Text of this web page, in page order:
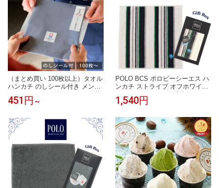
（まとめ買い 100枚以上）タオル
ハンカチ のしシール付き メンズ
ギフト まとめ買い 22.5×23cm レ
退職 Tps-152-100set-nosi［タバ
ラット］
451円 ～
POLO BCS ポロビーシーエス ハ
ンカチ ストライプ オフホワイト
ルハンカチ ハンドタオル ギフト
ド ギフト プレゼント 男性 人気
おしゃれ ラッピング対応 誕生日
お礼 お返し お祝い 贈答品 ノベ
ルティ
1,540円